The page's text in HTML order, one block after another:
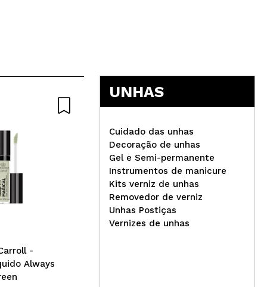
-
Always
Claresa - Esmalte
semipermanente Soak off -
613: Purple
UNHAS
Cuidado das unhas
Decoração de unhas
Gel e Semi-permanente
Instrumentos de manicure
Kits verniz de unhas
Removedor de verniz
Unhas Postiças
Vernizes de unhas